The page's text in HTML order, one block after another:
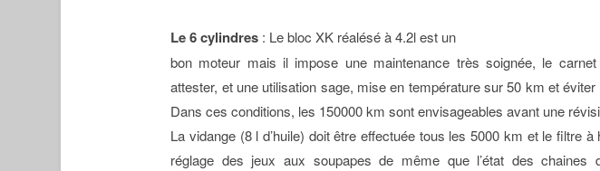
Le 6 cylindres : Le bloc XK réalésé à 4.2l est un
bon moteur mais il impose une maintenance très soignée, le carnet
attester, et une utilisation sage, mise en température sur 50 km et
Dans ces conditions, les 150000 km sont envisageables avant une
La vidange (8 l d’huile) doit être effectuée tous les 5000 km et le filtre
réglage des jeux aux soupapes de même que l’état des chaines